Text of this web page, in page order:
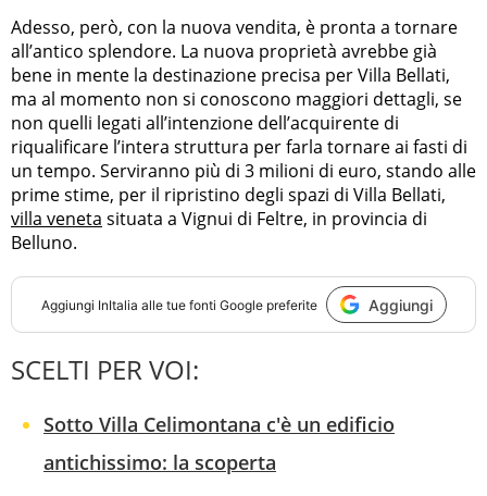
Adesso, però, con la nuova vendita, è pronta a tornare
all’antico splendore. La nuova proprietà avrebbe già
bene in mente la destinazione precisa per Villa Bellati,
ma al momento non si conoscono maggiori dettagli, se
non quelli legati all’intenzione dell’acquirente di
riqualificare l’intera struttura per farla tornare ai fasti di
un tempo. Serviranno più di 3 milioni di euro, stando alle
prime stime, per il ripristino degli spazi di Villa Bellati,
villa veneta situata a Vignui di Feltre, in provincia di
Belluno.
Aggiungi InItalia alle tue fonti Google preferite Aggiungi
SCELTI PER VOI:
Sotto Villa Celimontana c'è un edificio
antichissimo: la scoperta